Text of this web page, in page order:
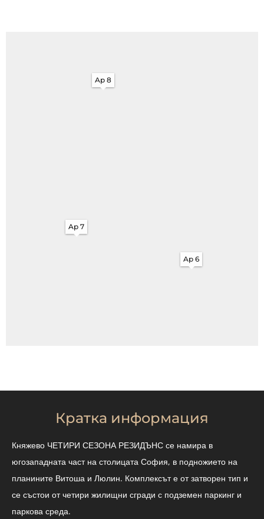
Ap 6
Ap 7
Ap 8
Кратка информация
Княжево ЧЕТИРИ СЕЗОНА РЕЗИДЪНС се намира в
югозападната част на столицата София, в подножието на
планините Витоша и Люлин. Комплексът е от затворен тип и
се състои от четири жилищни сгради с подземен паркинг и
паркова среда.